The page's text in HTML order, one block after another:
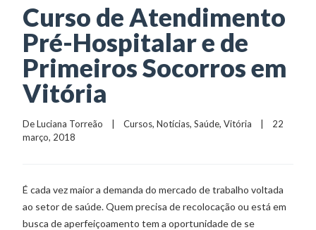
Curso de Atendimento
Pré-Hospitalar e de
Primeiros Socorros em
Vitória
De Luciana Torreão
    |
Cursos, Notícias, Saúde, Vitória
    |    22
março, 2018
É cada vez maior a demanda do mercado de trabalho voltada
ao setor de saúde. Quem precisa de recolocação ou está em
busca de aperfeiçoamento tem a oportunidade de se